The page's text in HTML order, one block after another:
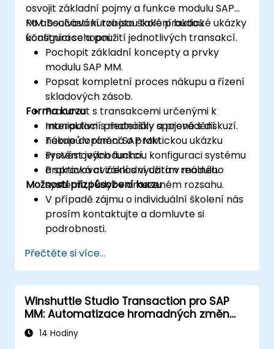
osvojit základní pojmy a funkce modulu SAP
MM. Součástí kurzu jsou také praktické ukázky
konfigurace a použití jednotlivých transakcí.
Po absolvování tohoto školení budou
účastníci schopni:
Pochopit základní koncepty a prvky
modulu SAP MM.
Popsat kompletní proces nákupu a řízení
skladových zásob.
Pracovat s transakcemi určenými k
manipulaci s materiály a provádění
nákupů v rámci SAP MM.
Provést jednoduchou konfiguraci systému
a spravovat základní data v modulu.
Forma kurzu
Interaktivní přednášky spojené s diskuzí.
Teorie doplněná o praktickou ukázku
systémových funkcí.
Praktická cvičení s využitím reálného
systému, i když v omezeném rozsahu.
Možnosti přizpůsobení kurzu
V případě zájmu o individuální školení nás
prosím kontaktujte a domluvte si
podrobnosti.
Přečtěte si více...
Winshuttle Studio Transaction pro SAP
MM: Automatizace hromadných změn
dat14 Hodiny